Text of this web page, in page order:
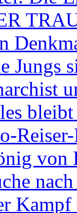
Jungs
von
Kampf